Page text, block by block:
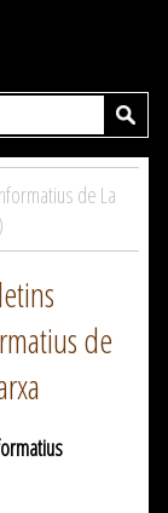
de La
de